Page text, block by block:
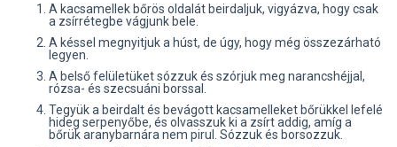
A kacsamellek bőrös oldalát beirdaljuk, vigyázva, hogy csak
a zsírrétegbe vágjunk bele.
A késsel megnyitjuk a húst, de úgy, hogy még összezárható
legyen.
A belső felületüket sózzuk és szórjuk meg narancshéjjal,
rózsa- és szecsuáni borssal.
Tegyük a beirdalt és bevágott kacsamelleket bőrükkel lefelé
hideg serpenyőbe, és olvasszuk ki a zsírt addig, amíg a
bőrük aranybarnára nem pirul. Sózzuk és borsozzuk.